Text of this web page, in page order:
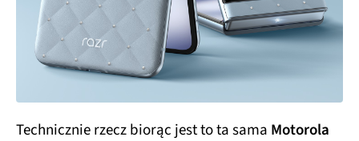
Technicznie rzecz biorąc jest to ta sama Motorola